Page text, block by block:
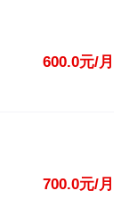
600.0元/月
700.0元/月